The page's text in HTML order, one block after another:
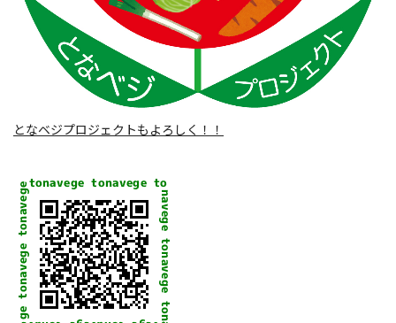
となベジプロジェクトもよろしく！！